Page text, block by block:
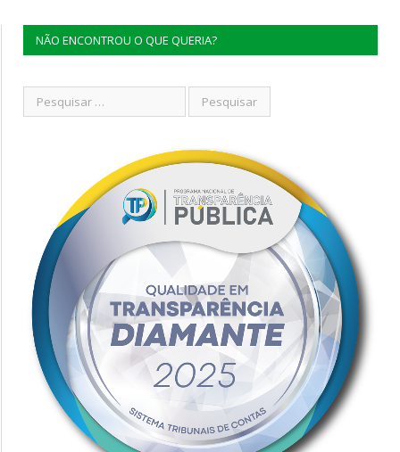
NÃO ENCONTROU O QUE QUERIA?